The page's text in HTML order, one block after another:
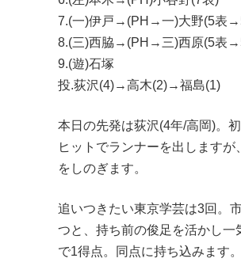
7.(一)伊戸→(PH→一)大野(5表
8.(三)西脇→(PH→三)西原(5表
9.(遊)石塚
投.荻沢(4)→高木(2)→福島(1)
本日の先発は荻沢(4年/高岡)。
ヒットでランナーを出します
をしのぎます。
追いつきたい東京学芸は3回。
つと、持ち前の俊足を活かし
で1得点。同点に持ち込みます。